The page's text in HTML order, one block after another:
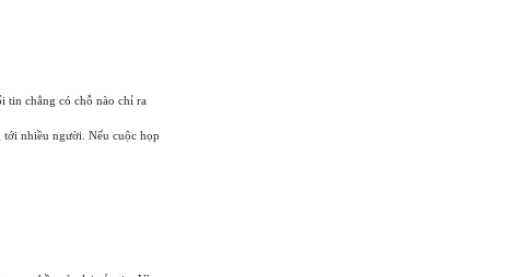
tin chẳng có chỗ nào chỉ ra
tới nhiều người. Nếu cuộc họp